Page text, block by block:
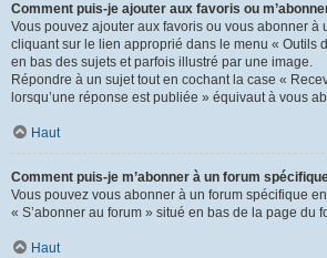
Comment puis-je ajouter aux favoris ou
Vous pouvez ajouter aux favoris ou vous abonner à
cliquant sur le lien approprié dans le menu « Outils
en bas des sujets et parfois illustré par une image.
Répondre à un sujet tout en cochant la case «
lorsqu’une réponse est publiée » équivaut à vous
Haut
Comment puis-je m’abonner à un forum
Vous pouvez vous abonner à un forum spécifique
« S’abonner au forum » situé en bas de la page du
Haut